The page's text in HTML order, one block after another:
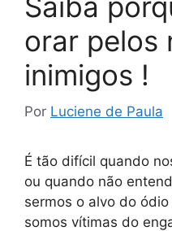
orar pelos
inimigos !
Por Luciene de Paula
É tão difícil quando
ou quando não
sermos o alvo do
somos vítimas do